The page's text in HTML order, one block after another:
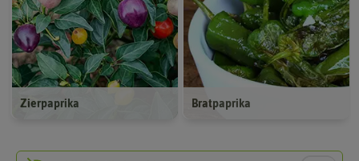
Zierpaprika Bratpaprika